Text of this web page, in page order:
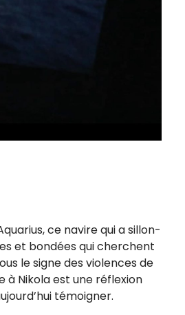
ce navire qui a sillon­
et bon­dées qui cherchent
le signe des vio­lences de
Nikola est une réflexion
témoigner.